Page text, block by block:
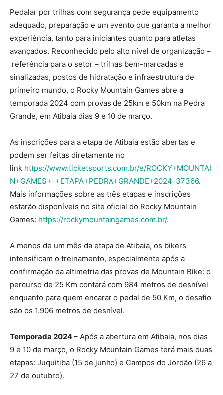
Pedalar por trilhas com segurança pede equipamento
adequado, preparação e um evento que garanta a melhor
experiência, tanto para iniciantes quanto para atletas
avançados. Reconhecido pelo alto nível de organização –
referência para o setor – trilhas bem-marcadas e
sinalizadas, postos de hidratação e infraestrutura de
primeiro mundo, o Rocky Mountain Games abre a
temporada 2024 com provas de 25km e 50km na Pedra
Grande, em Atibaia dias 9 e 10 de março.
As inscrições para a etapa de Atibaia estão abertas e
podem ser feitas diretamente no
link https://www.ticketsports.com.br/e/ROCKY+MOUNTAI
N+GAMES+-+ETAPA+PEDRA+GRANDE+2024-37366.
Mais informações sobre as três etapas e inscrições
estarão disponíveis no site oficial do Rocky Mountain
Games: https://rockymountaingames.com.br/.
A menos de um mês da etapa de Atibaia, os bikers
intensificam o treinamento, especialmente após a
confirmação da altimetria das provas de Mountain Bike: o
percurso de 25 Km contará com 984 metros de desnível
enquanto para quem encarar o pedal de 50 Km, o desafio
são os 1.906 metros de desnível.
Temporada 2024 – Após a abertura em Atibaia, nos dias
9 e 10 de março, o Rocky Mountain Games terá mais duas
etapas: Juquitiba (15 de junho) e Campos do Jordão (26 a
27 de outubro).